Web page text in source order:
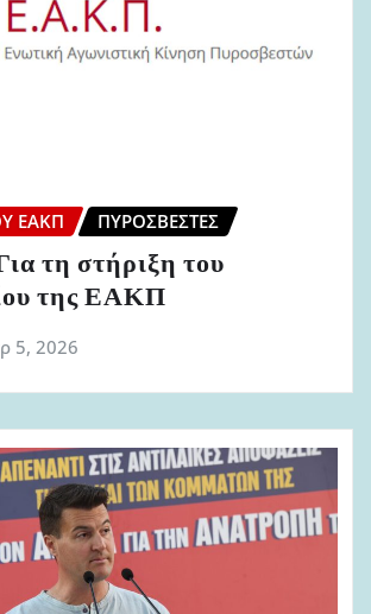
ΕΑΚΠ ΠΥΡΟΣΒΈΣΤΕΣ
τη στήριξη του
της ΕΑΚΠ
5, 2026